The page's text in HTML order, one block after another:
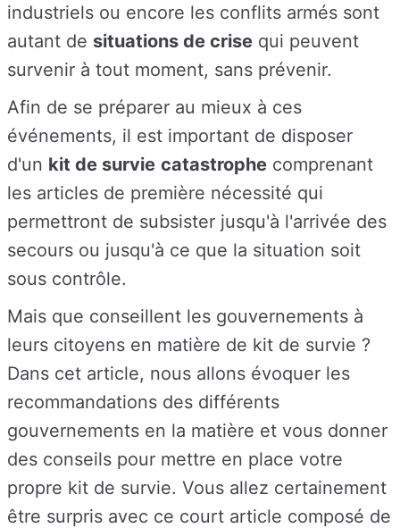
industriels ou encore les conflits armés sont
autant de situations de crise qui peuvent
survenir à tout moment, sans prévenir.
Afin de se préparer au mieux à ces
événements, il est important de disposer
d'un kit de survie catastrophe comprenant
les articles de première nécessité qui
permettront de subsister jusqu'à l'arrivée des
secours ou jusqu'à ce que la situation soit
sous contrôle.
Mais que conseillent les gouvernements à
leurs citoyens en matière de kit de survie ?
Dans cet article, nous allons évoquer les
recommandations des différents
gouvernements en la matière et vous donner
des conseils pour mettre en place votre
propre kit de survie. Vous allez certainement
être surpris avec ce court article composé de